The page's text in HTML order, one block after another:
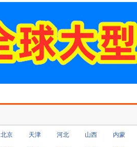
北京 天津 河北 山西 内蒙